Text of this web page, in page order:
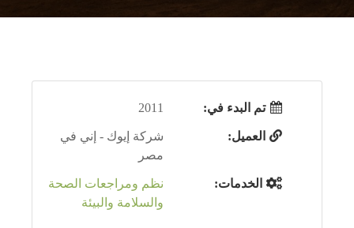
تم البدء في: 2011
العميل:
شركة إيوك - إني في
مصر
الخدمات:
نظم ومراجعات الصحة
والسلامة والبيئة